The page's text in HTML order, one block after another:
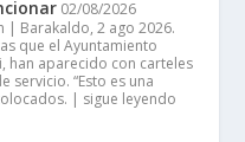
02/08/2026
| Barakaldo, 2 ago 2026.
que el Ayuntamiento
han aparecido con carteles
servicio. “Esto es una
| sigue leyendo